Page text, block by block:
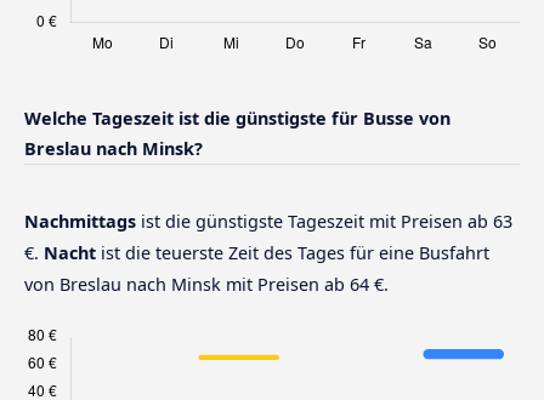
Welche Tageszeit ist die günstigste für Busse von
Breslau nach Minsk?
Nachmittags ist die günstigste Tageszeit mit Preisen ab 63
€. Nacht ist die teuerste Zeit des Tages für eine Busfahrt
von Breslau nach Minsk mit Preisen ab 64 €.